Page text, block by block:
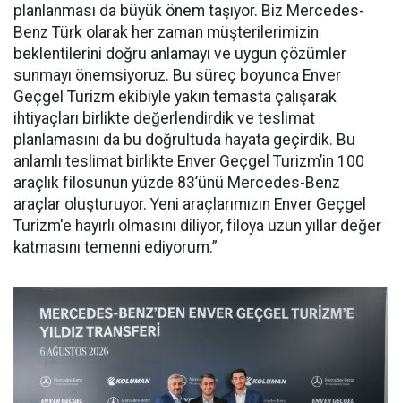
planlanması da büyük önem taşıyor. Biz Mercedes-
Benz Türk olarak her zaman müşterilerimizin
beklentilerini doğru anlamayı ve uygun çözümler
sunmayı önemsiyoruz. Bu süreç boyunca Enver
Geçgel Turizm ekibiyle yakın temasta çalışarak
ihtiyaçları birlikte değerlendirdik ve teslimat
planlamasını da bu doğrultuda hayata geçirdik. Bu
anlamlı teslimat birlikte Enver Geçgel Turizm’in 100
araçlık filosunun yüzde 83’ünü Mercedes-Benz
araçlar oluşturuyor. Yeni araçlarımızın Enver Geçgel
Turizm'e hayırlı olmasını diliyor, filoya uzun yıllar değer
katmasını temenni ediyorum.”